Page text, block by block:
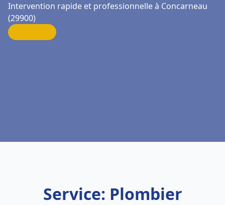
Intervention rapide et professionnelle à Concarneau
(29900)
Service: Plombier